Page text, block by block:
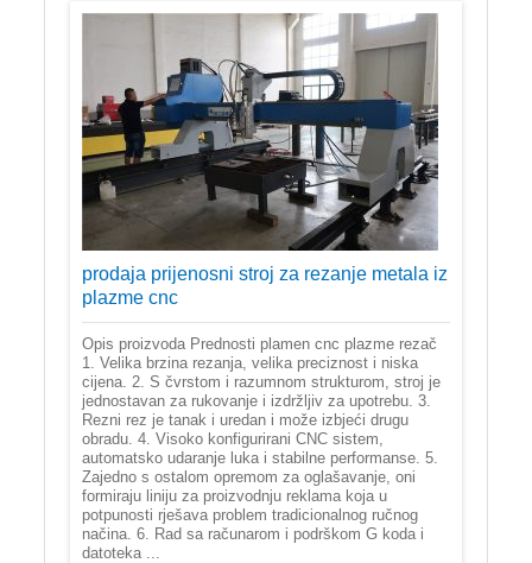
prodaja prijenosni stroj za rezanje metala iz
plazme cnc
Opis proizvoda Prednosti plamen cnc plazme rezač
1. Velika brzina rezanja, velika preciznost i niska
cijena. 2. S čvrstom i razumnom strukturom, stroj je
jednostavan za rukovanje i izdržljiv za upotrebu. 3.
Rezni rez je tanak i uredan i može izbjeći drugu
obradu. 4. Visoko konfigurirani CNC sistem,
automatsko udaranje luka i stabilne performanse. 5.
Zajedno s ostalom opremom za oglašavanje, oni
formiraju liniju za proizvodnju reklama koja u
potpunosti rješava problem tradicionalnog ručnog
načina. 6. Rad sa računarom i podrškom G koda i
datoteka ...